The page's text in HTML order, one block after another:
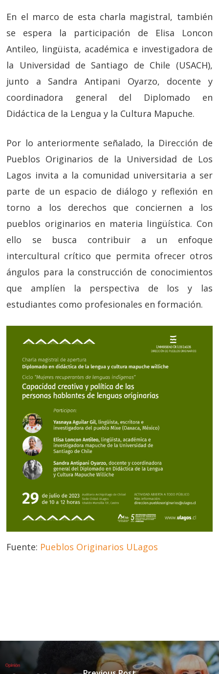
En el marco de esta charla magistral, también
se espera la participación de Elisa Loncon
Antileo, lingüista, académica e investigadora de
la Universidad de Santiago de Chile (USACH),
junto a Sandra Antipani Oyarzo, docente y
coordinadora general del Diplomado en
Didáctica de la Lengua y la Cultura Mapuche.
Por lo anteriormente señalado, la Dirección de
Pueblos Originarios de la Universidad de Los
Lagos invita a la comunidad universitaria a ser
parte de un espacio de diálogo y reflexión en
torno a los derechos que conciernen a los
pueblos originarios en materia lingüística. Con
ello se busca contribuir a un enfoque
intercultural crítico que permita ofrecer otros
ángulos para la construcción de conocimientos
que amplíen la perspectiva de los y las
estudiantes como profesionales en formación.
Fuente: Pueblos Originarios ULagos